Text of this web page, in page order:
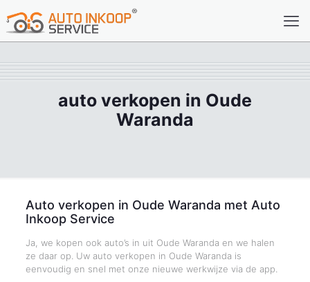
auto verkopen in Oude
Waranda
Auto verkopen in Oude Waranda met Auto
Inkoop Service
Ja, we kopen ook auto’s in uit Oude Waranda en we halen
ze daar op. Uw auto verkopen in Oude Waranda is
eenvoudig en snel met onze nieuwe werkwijze via de app.